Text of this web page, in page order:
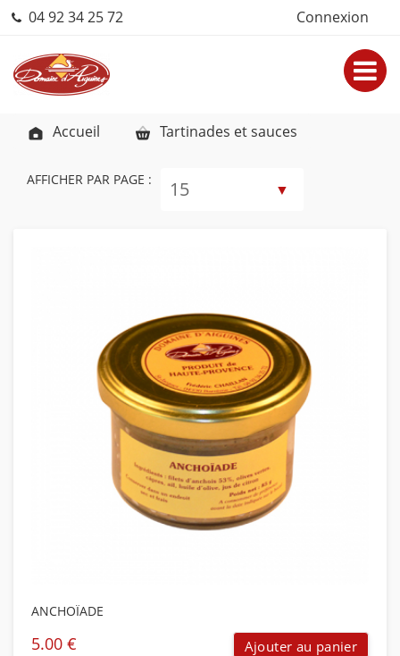
04 92 34 25 72 Connexion
Accueil Tartinades et sauces
AFFICHER PAR PAGE :
ANCHOÏADE
5.00 € Ajouter au panier